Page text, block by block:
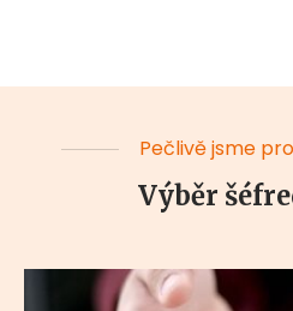
Pečlivě jsme
Výběr